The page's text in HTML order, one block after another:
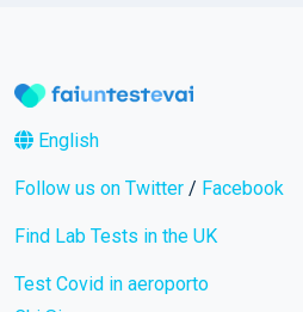
English
Follow us on Twitter / Facebook
Find Lab Tests in the UK
Test Covid in aeroporto